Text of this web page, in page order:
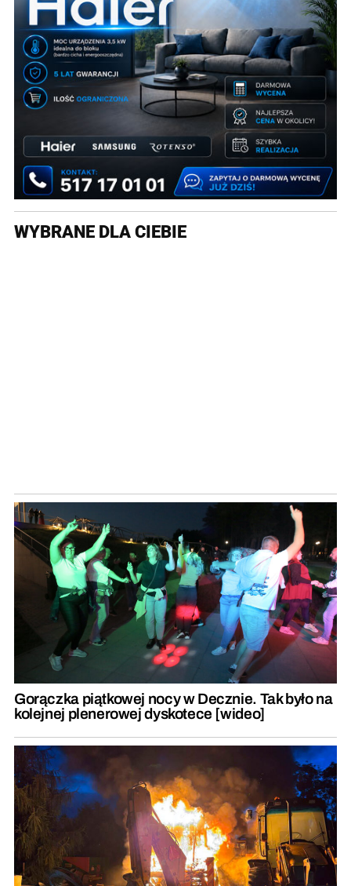
WYBRANE DLA CIEBIE
Gorączka piątkowej nocy w Decznie. Tak było na
kolejnej plenerowej dyskotece [wideo]